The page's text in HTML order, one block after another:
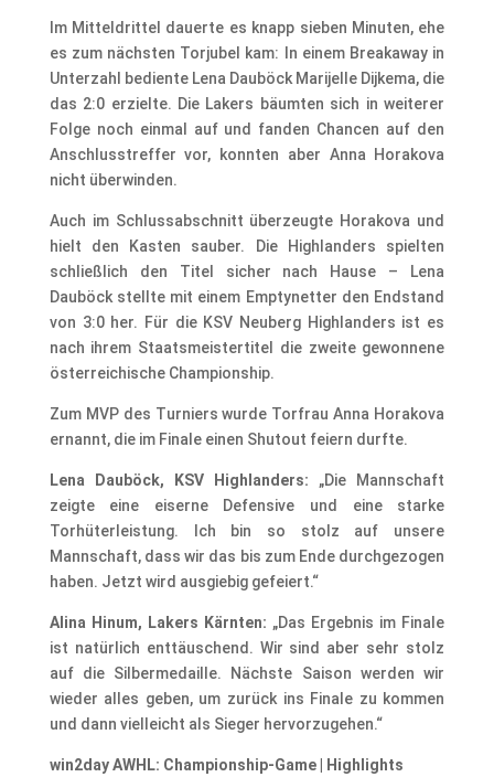
Im Mitteldrittel dauerte es knapp sieben Minuten, ehe
es zum nächsten Torjubel kam: In einem Breakaway in
Unterzahl bediente Lena Dauböck Marijelle Dijkema, die
das 2:0 erzielte. Die Lakers bäumten sich in weiterer
Folge noch einmal auf und fanden Chancen auf den
Anschlusstreffer vor, konnten aber Anna Horakova
nicht überwinden.
Auch im Schlussabschnitt überzeugte Horakova und
hielt den Kasten sauber. Die Highlanders spielten
schließlich den Titel sicher nach Hause – Lena
Dauböck stellte mit einem Emptynetter den Endstand
von 3:0 her. Für die KSV Neuberg Highlanders ist es
nach ihrem Staatsmeistertitel die zweite gewonnene
österreichische Championship.
Zum MVP des Turniers wurde Torfrau Anna Horakova
ernannt, die im Finale einen Shutout feiern durfte.
Lena Dauböck, KSV Highlanders: „Die Mannschaft
zeigte eine eiserne Defensive und eine starke
Torhüterleistung. Ich bin so stolz auf unsere
Mannschaft, dass wir das bis zum Ende durchgezogen
haben. Jetzt wird ausgiebig gefeiert.“
Alina Hinum, Lakers Kärnten: „Das Ergebnis im Finale
ist natürlich enttäuschend. Wir sind aber sehr stolz
auf die Silbermedaille. Nächste Saison werden wir
wieder alles geben, um zurück ins Finale zu kommen
und dann vielleicht als Sieger hervorzugehen.“
win2day AWHL: Championship-Game | Highlights